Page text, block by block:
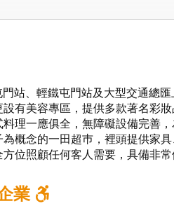
站、輕鐵屯門站及大型交通總
有美容專區，提供多款著名彩
理一應俱全，無障礙設備完善
概念的一田超巿，裡頭提供家
位照顧任何客人需要，具備非
業